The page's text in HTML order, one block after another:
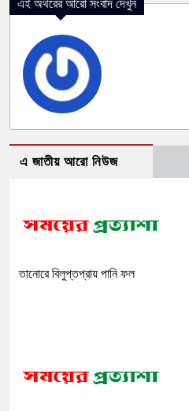
এই অথরের আরো সংবাদ দেখুন
এ জাতীয় আরো নিউজ
তানোরে বিলুপ্তপ্রায় পানি ফল